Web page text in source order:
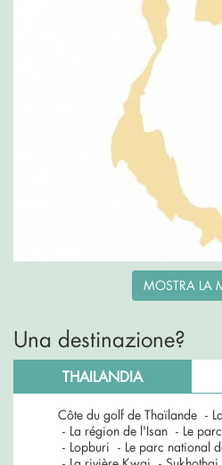
MOSTRA LA
Una destinazione?
THAILANDIA
Côte du golf de Thaïlande -
- La région de l'Isan - Le
- Lopburi - Le parc national